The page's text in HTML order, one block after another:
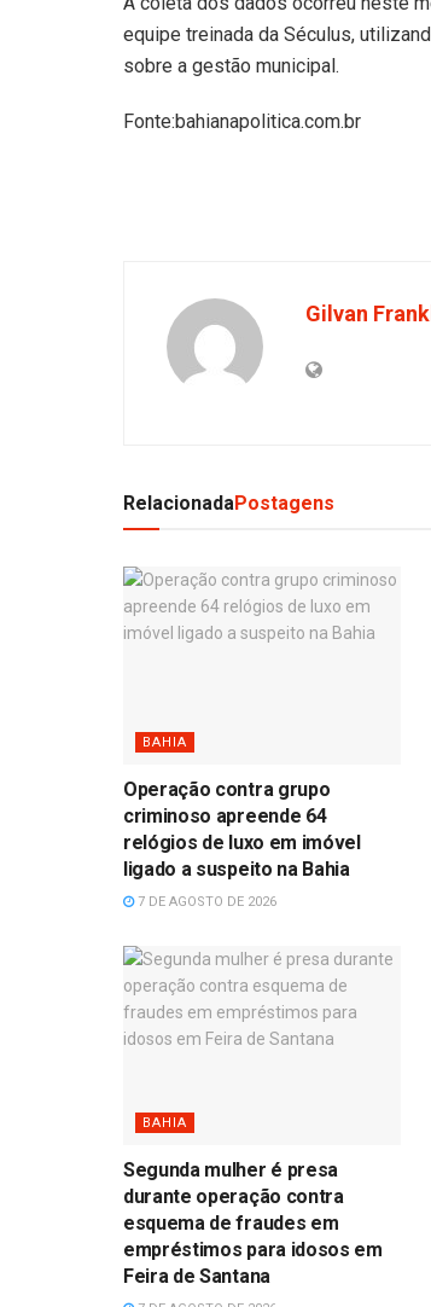
equipe treinada da Séculus,
sobre a gestão municipal.
Fonte:bahianapolitica.com.br
Gilvan
RelacionadaPostagens
BAHIA
Operação contra grupo
criminoso apreende 64
relógios de luxo em imóvel
ligado a suspeito na Bahia
7 DE AGOSTO DE 2026
BAHIA
Segunda mulher é presa
durante operação contra
esquema de fraudes em
empréstimos para idosos em
Feira de Santana